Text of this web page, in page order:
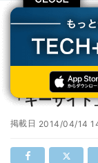
TECH+ テクノロジー
アジレント、電子計
アジレント
「キーサイト
掲載日 2014/04/14